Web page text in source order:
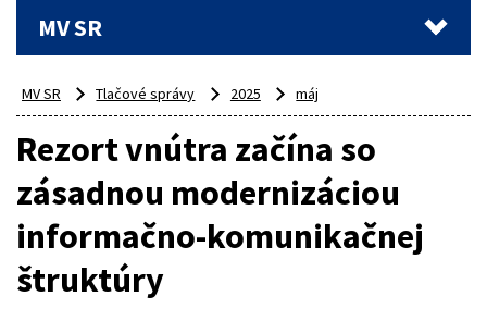
MV SR
MV SR Tlačové správy 2025 máj
Rezort vnútra začína so
zásadnou modernizáciou
informačno-komunikačnej
štruktúry